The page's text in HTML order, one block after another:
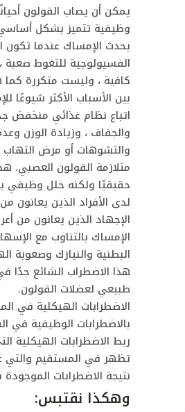
يمكن أن يصاب القولون
وظيفية تتميز بشكل
يحدث الإمساك عندما تكون
الفسيولوجية للتغوط صعبة
كافية ، وليست متكررة
بين الأسباب الأكثر شيوعًا
اتباع نظام غذائي منخفض
والجفاف ، وزيادة الوزن
والتشوهات أو مرض التهاب
متلازمة القولون العصبي.
حقيقيًا ولكنه خلل وظيفي
لدى الأفراد الذين يعانون
الإجهاد الذين يعانون من
الإمساك بالتناوب مع
البطنية والنيازك وصعوبة
هذا الاضطراب الشائع جدًا
طبيعي لعضلات القولون.
الاضطرابات الهيكلية في
بالاضطرابات الوظيفية في
ربط الاضطرابات الهيكلية
تظهر في المستقيم والتي
نتيجة الاضطرابات
وهكذا نقتبس: